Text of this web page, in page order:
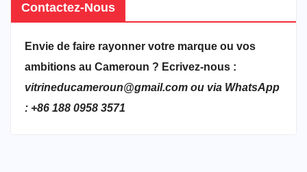
Contactez-Nous
Envie de faire rayonner votre marque ou vos
ambitions au Cameroun ? Ecrivez-nous :
vitrineducameroun@gmail.com ou via WhatsApp
: +86 188 0958 3571